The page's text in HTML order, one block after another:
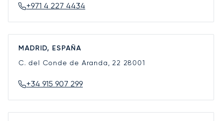
+971 4 227 4434
MADRID, ESPAÑA
C. del Conde de Aranda, 22 28001
+34 915 907 299